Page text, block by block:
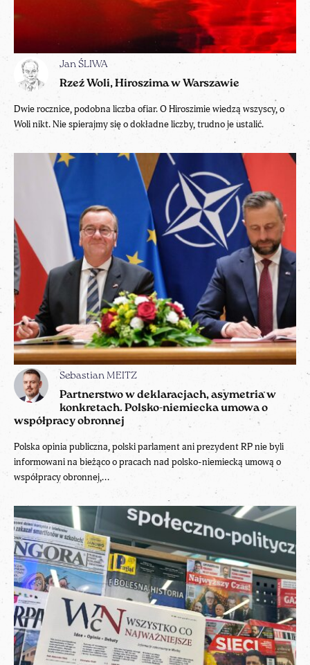
Jan ŚLIWA
Rzeź Woli, Hiroszima w Warszawie
Dwie rocznice, podobna liczba ofiar. O Hiroszimie wiedzą wszyscy, o
Woli nikt. Nie spierajmy się o dokładne liczby, trudno je ustalić.
Sebastian MEITZ
Partnerstwo w deklaracjach, asymetria w
konkretach. Polsko-niemiecka umowa o
współpracy obronnej
Polska opinia publiczna, polski parlament ani prezydent RP nie byli
informowani na bieżąco o pracach nad polsko-niemiecką umową o
współpracy obronnej,...